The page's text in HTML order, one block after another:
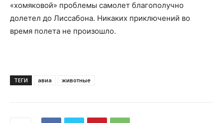
«хомяковой» проблемы самолет благополучно
долетел до Лиссабона. Никаких приключений во
время полета не произошло.
ТЕГИ авиа животные